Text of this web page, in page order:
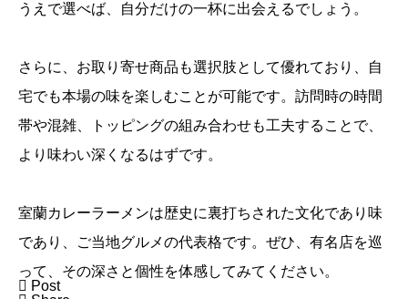
うえで選べば、自分だけの一杯に出会えるでしょう。
さらに、お取り寄せ商品も選択肢として優れており、自
宅でも本場の味を楽しむことが可能です。訪問時の時間
帯や混雑、トッピングの組み合わせも工夫することで、
より味わい深くなるはずです。
室蘭カレーラーメンは歴史に裏打ちされた文化であり味
であり、ご当地グルメの代表格です。ぜひ、有名店を巡
って、その深さと個性を体感してみてください。
 Post